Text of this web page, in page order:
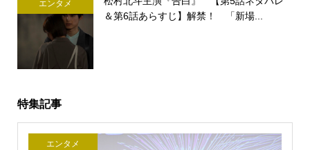
エンタメ
＆第6話あらすじ】解禁！ 「新場...
特集記事
エンタメ